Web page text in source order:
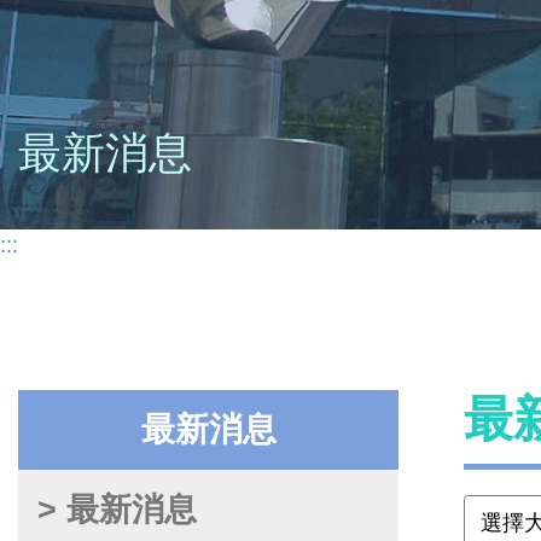
最新消息
:::
最新消息
> 最新消息
最